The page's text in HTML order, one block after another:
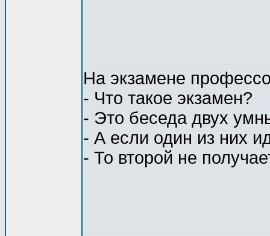
На экзамене
- Что такое экзамен?
- Это беседа двух
- А если один из них
- То второй не